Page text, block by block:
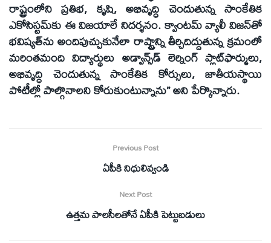
రాష్ట్రంలోని ప్రతిభ, కృషి, అభివృద్ధి చెందుతున్న సాంకేతిక
ఎకోసిస్టమ్‌కు ఈ విజయాలే నిదర్శనం. క్వాంటమ్ వ్యాలీ విజన్‌తో
భవిష్యత్‌ను అందిపుచ్చుకునేలా రాష్ట్రాన్ని తీర్చిదిద్దుతున్న క్రమంలో
మరింతమంది విద్యార్థులు అడ్వాన్స్‌డ్ లెర్నింగ్ ప్లాట్‌ఫార్ములు,
అభివృద్ధి చెందుతున్న సాంకేతిక కోర్సులు, జాతీయస్థాయి
పోటీల్లో పాల్గొనాలని కోరుకుంటున్నాను” అని పేర్కొన్నారు.
Previous Post
ఏపీకి నిధులివ్వండి
Next Post
ఉత్తమ పాలసీలతోనే ఏపీకి పెట్టుబడులు